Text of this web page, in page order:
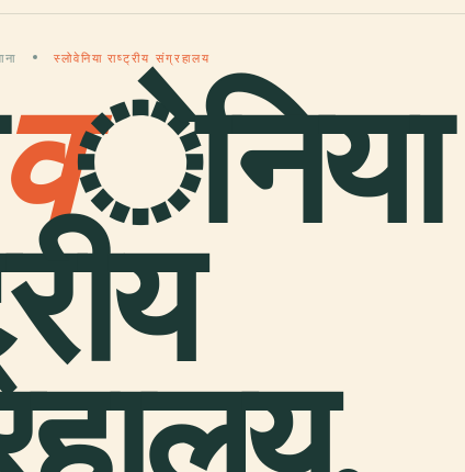
स्लोवेनिया राष्ट्रीय संग्रहालय
ेनिया